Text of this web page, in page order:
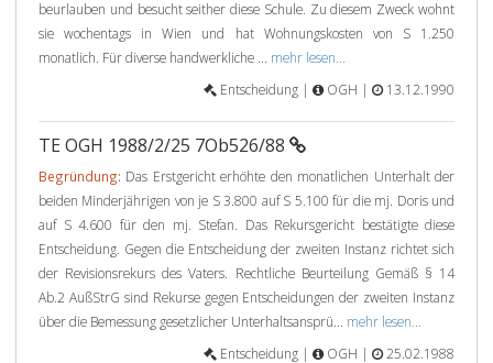
beurlauben und besucht seither diese Schule. Zu diesem Zweck wohnt
sie wochentags in Wien und hat Wohnungskosten von S 1.250
monatlich. Für diverse handwerkliche ... mehr lesen...
Entscheidung |
OGH | 13.12.1990
TE OGH 1988/2/25 7Ob526/88
Begründung: Das Erstgericht erhöhte den monatlichen Unterhalt der
beiden Minderjährigen von je S 3.800 auf S 5.100 für die mj. Doris und
auf S 4.600 für den mj. Stefan. Das Rekursgericht bestätigte diese
Entscheidung. Gegen die Entscheidung der zweiten Instanz richtet sich
der Revisionsrekurs des Vaters. Rechtliche Beurteilung Gemäß § 14
Ab.2 AußStrG sind Rekurse gegen Entscheidungen der zweiten Instanz
über die Bemessung gesetzlicher Unterhaltsansprü... mehr lesen...
Entscheidung |
OGH | 25.02.1988